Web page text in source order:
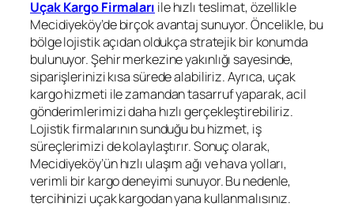
Uçak Kargo Firmaları ile hızlı teslimat, özellikle
Mecidiyeköy’de birçok avantaj sunuyor. Öncelikle, bu
bölge lojistik açıdan oldukça stratejik bir konumda
bulunuyor. Şehir merkezine yakınlığı sayesinde,
siparişlerinizi kısa sürede alabiliriz. Ayrıca, uçak
kargo hizmeti ile zamandan tasarruf yaparak, acil
gönderimlerimizi daha hızlı gerçekleştirebiliriz.
Lojistik firmalarının sunduğu bu hizmet, iş
süreçlerimizi de kolaylaştırır. Sonuç olarak,
Mecidiyeköy’ün hızlı ulaşım ağı ve hava yolları,
verimli bir kargo deneyimi sunuyor. Bu nedenle,
tercihinizi uçak kargodan yana kullanmalısınız.